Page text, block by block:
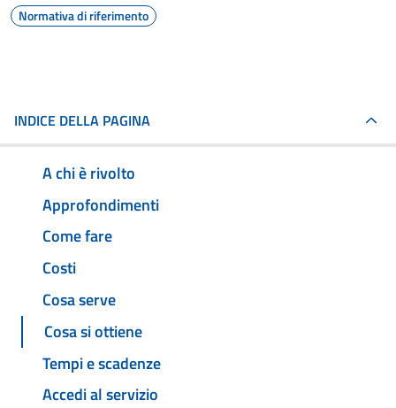
Normativa di riferimento
INDICE DELLA PAGINA
A chi è rivolto
Approfondimenti
Come fare
Costi
Cosa serve
Cosa si ottiene
Tempi e scadenze
Accedi al servizio